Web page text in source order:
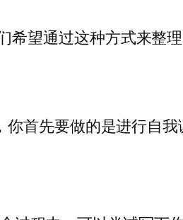
望通过这种方式来整
首先要做的是进行自